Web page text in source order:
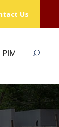
Us
PIM